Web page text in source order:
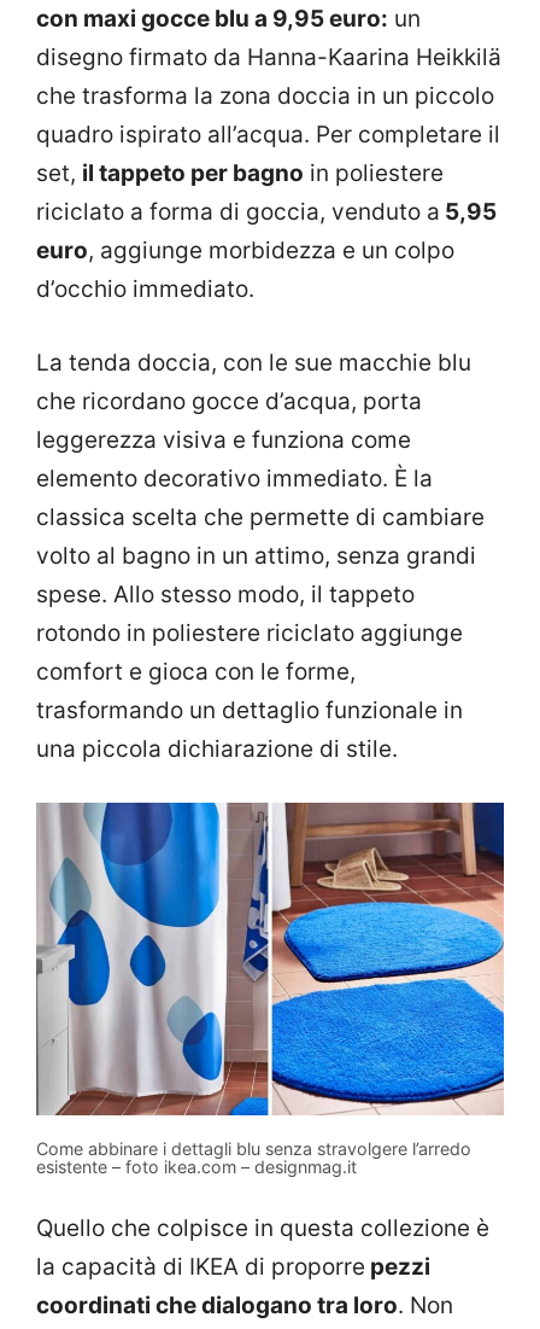
con maxi gocce blu a 9,95 euro: un
disegno firmato da Hanna-Kaarina Heikkilä
che trasforma la zona doccia in un piccolo
quadro ispirato all’acqua. Per completare il
set, il tappeto per bagno in poliestere
riciclato a forma di goccia, venduto a 5,95
euro, aggiunge morbidezza e un colpo
d’occhio immediato.
La tenda doccia, con le sue macchie blu
che ricordano gocce d’acqua, porta
leggerezza visiva e funziona come
elemento decorativo immediato. È la
classica scelta che permette di cambiare
volto al bagno in un attimo, senza grandi
spese. Allo stesso modo, il tappeto
rotondo in poliestere riciclato aggiunge
comfort e gioca con le forme,
trasformando un dettaglio funzionale in
una piccola dichiarazione di stile.
Come abbinare i dettagli blu senza stravolgere l’arredo
esistente – foto ikea.com – designmag.it
Quello che colpisce in questa collezione è
la capacità di IKEA di proporre pezzi
coordinati che dialogano tra loro. Non